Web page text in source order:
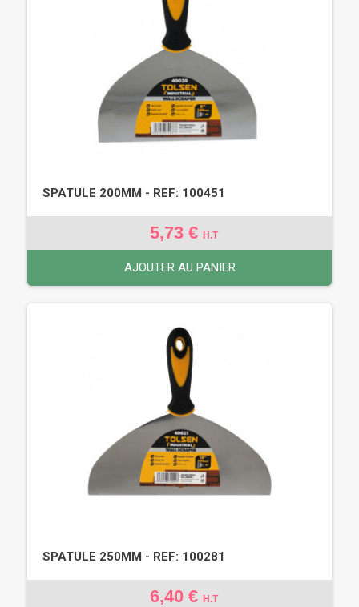
SPATULE 200MM - REF: 100451
5,73 € H.T
AJOUTER AU PANIER
SPATULE 250MM - REF: 100281
6,40 € H.T